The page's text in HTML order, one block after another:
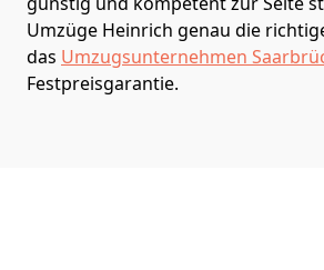
Umzüge Heinrich genau die
das Umzugsunternehmen
Festpreisgarantie.